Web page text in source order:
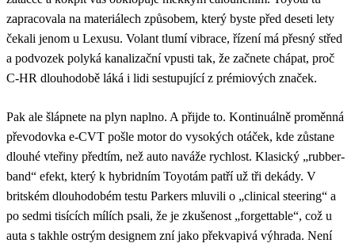
zapracovala na materiálech způsobem, který byste před deseti lety
čekali jenom u Lexusu. Volant tlumí vibrace, řízení má přesný střed
a podvozek polyká kanalizační vpusti tak, že začnete chápat, proč
C-HR dlouhodobě láká i lidi sestupující z prémiových značek.
Pak ale šlápnete na plyn naplno. A přijde to. Kontinuálně proměnná
převodovka e-CVT pošle motor do vysokých otáček, kde zůstane
dlouhé vteřiny předtím, než auto naváže rychlost. Klasický „rubber-
band“ efekt, který k hybridním Toyotám patří už tři dekády. V
britském dlouhodobém testu Parkers mluvili o „clinical steering“ a
po sedmi tisících mílích psali, že je zkušenost „forgettable“, což u
auta s takhle ostrým designem zní jako překvapivá výhrada. Není